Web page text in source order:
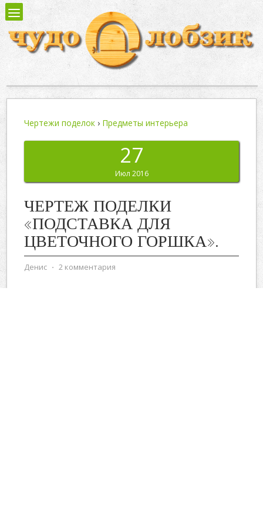
Чертежи поделок › Предметы интерьера
27
Июл 2016
ЧЕРТЕЖ ПОДЕЛКИ
«ПОДСТАВКА ДЛЯ
ЦВЕТОЧНОГО ГОРШКА».
Денис ⋅ 2 комментария